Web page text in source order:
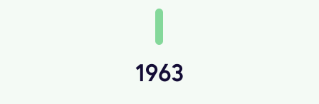
1963